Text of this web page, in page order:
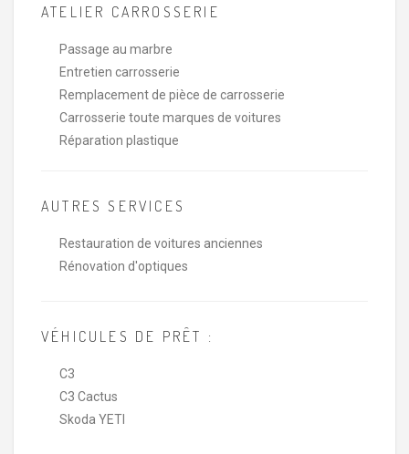
ATELIER CARROSSERIE
Passage au marbre
Entretien carrosserie
Remplacement de pièce de carrosserie
Carrosserie toute marques de voitures
Réparation plastique
AUTRES SERVICES
Restauration de voitures anciennes
Rénovation d'optiques
VÉHICULES DE PRÊT :
C3
C3 Cactus
Skoda YETI